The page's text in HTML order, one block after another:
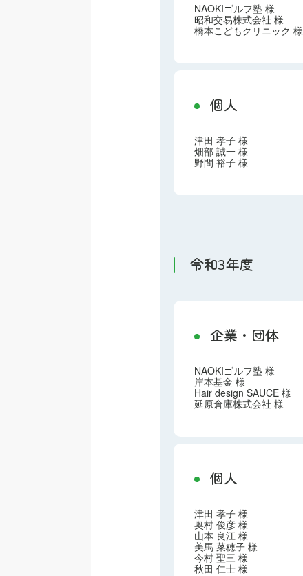
NAOKIゴルフ塾 様
昭和交易株式会社 様
橋本こどもクリニック 様
個人
津田 孝子 様
畑部 誠一 様
野間 裕子 様
令和3年度
企業・団体
NAOKIゴルフ塾 様
岸本基金 様
Hair design SAUCE 様
延原倉庫株式会社 様
個人
津田 孝子 様
奥村 俊彦 様
山本 良江 様
美馬 菜穂子 様
今村 聖三 様
秋田 仁士 様